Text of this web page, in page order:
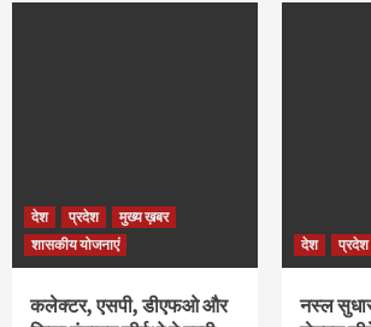
देश प्रदेश
मुख्य ख़बर
शासकीय योजनाएं
कलेक्टर, एसपी, डीएफओ और
देश प्रदेश
नस्ल